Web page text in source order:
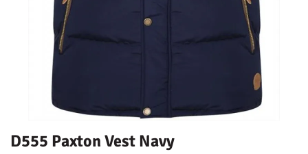
D555 Paxton Vest Navy